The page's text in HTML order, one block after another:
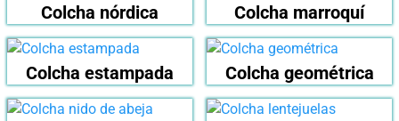
Colcha nórdica Colcha marroquí
Colcha estampada Colcha geométrica